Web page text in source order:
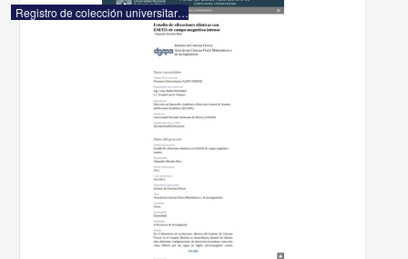
Registro de colección universitaria